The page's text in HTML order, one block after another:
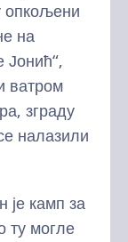
опкољени
на
Јонић“,
ватром
зграду
налазили
камп за
ту могле